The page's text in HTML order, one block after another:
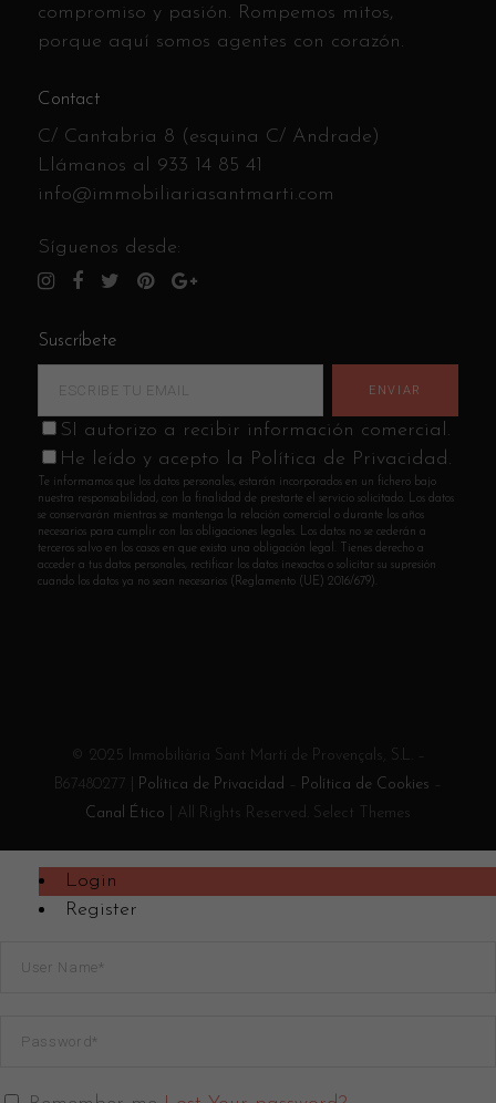
compromiso y pasión. Rompemos mitos,
porque aquí somos agentes con corazón.
Contact
C/ Cantabria 8 (esquina C/ Andrade)
Llámanos al 933 14 85 41
info@immobiliariasantmarti.com
Síguenos desde:
Suscríbete
SI autorizo a recibir información comercial.
He leído y acepto la Política de Privacidad.
Te informamos que los datos personales, estarán incorporados en un fichero bajo
nuestra responsabilidad, con la finalidad de prestarte el servicio solicitado. Los datos
se conservarán mientras se mantenga la relación comercial o durante los años
necesarios para cumplir con las obligaciones legales. Los datos no se cederán a
terceros salvo en los casos en que exista una obligación legal. Tienes derecho a
acceder a tus datos personales, rectificar los datos inexactos o solicitar su supresión
cuando los datos ya no sean necesarios (Reglamento (UE) 2016/679).
© 2025 Immobiliària Sant Martí de Provençals, S.L. –
B67480277 |
Política de Privacidad Política de Cookies
Canal Ético | All Rights Reserved. Select Themes
Login
Register